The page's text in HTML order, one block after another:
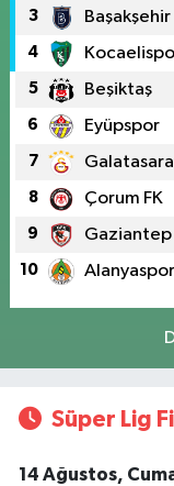
3 Başakşehir
4
5 Beşiktaş
6 Eyüpspor
7
8 Çorum FK
9 Gaziantep
10 Alanyaspor
Süper Lig
14 Ağustos,